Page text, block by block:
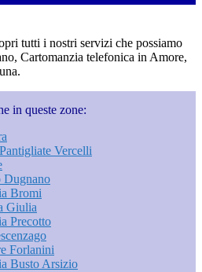
tutti i nostri servizi che possiamo
Cartomanzia telefonica in Amore,
in queste zone:
Vercelli
Dugnano
Bromi
Giulia
Precotto
Forlanini
Busto Arsizio